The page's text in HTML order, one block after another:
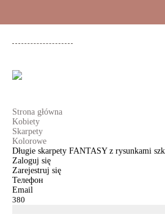
Strona główna
Kobiety
Skarpety
Kolorowe
Długie skarpety FANTASY z rysunkami
Zaloguj się
Zarejestruj się
Телефон
Email